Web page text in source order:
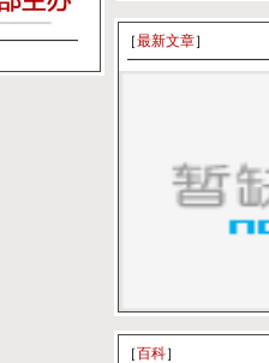
［最新文章］
［百科］